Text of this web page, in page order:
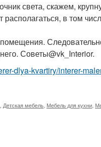
света, скажем,
в том
Советы@vk_Interior.
dlya-kvartiry/interer-
Детская мебель Мебель для кухни